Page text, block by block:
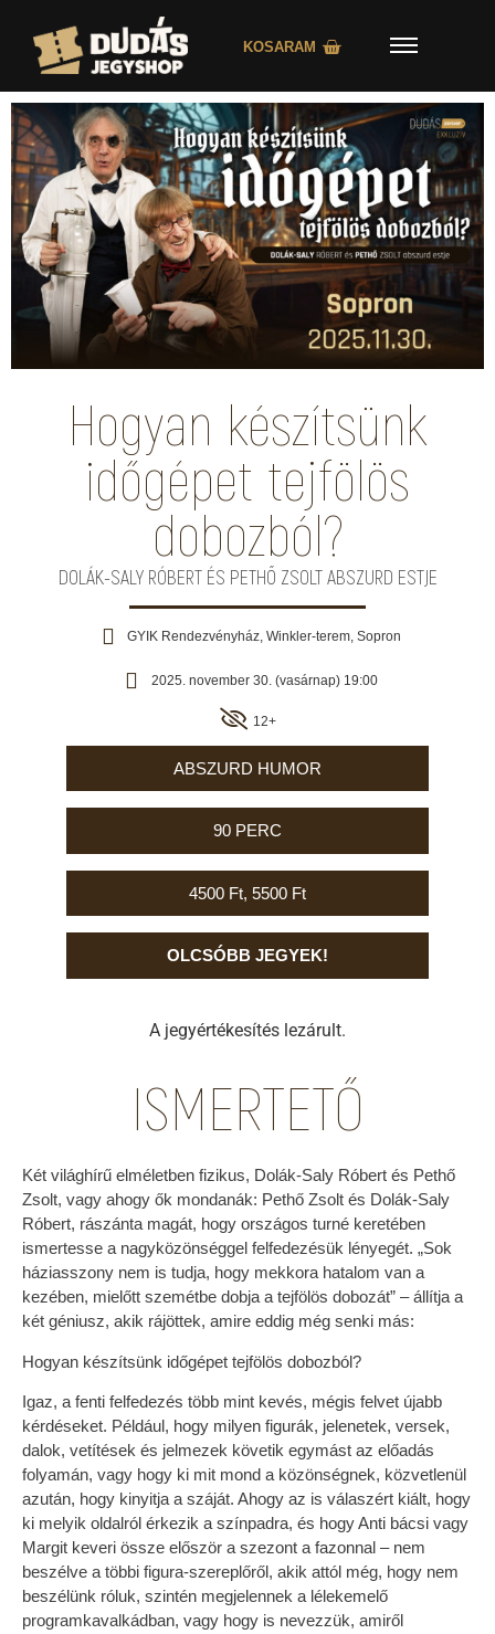
KOSARAM
Hogyan készítsünk
időgépet tejfölös
dobozból?
DOLÁK-SALY RÓBERT ÉS PETHŐ ZSOLT ABSZURD ESTJE
GYIK Rendezvényház, Winkler-terem, Sopron
2025. november 30. (vasárnap) 19:00
12+
ABSZURD HUMOR
90 PERC
4500 Ft, 5500 Ft
OLCSÓBB JEGYEK!
A jegyértékesítés lezárult.
ISMERTETŐ
Két világhírű elméletben fizikus, Dolák-Saly Róbert és Pethő
Zsolt, vagy ahogy ők mondanák: Pethő Zsolt és Dolák-Saly
Róbert, rászánta magát, hogy országos turné keretében
ismertesse a nagyközönséggel felfedezésük lényegét. „Sok
háziasszony nem is tudja, hogy mekkora hatalom van a
kezében, mielőtt szemétbe dobja a tejfölös dobozát” – állítja a
két géniusz, akik rájöttek, amire eddig még senki más:
Hogyan készítsünk időgépet tejfölös dobozból?
Igaz, a fenti felfedezés több mint kevés, mégis felvet újabb
kérdéseket. Például, hogy milyen figurák, jelenetek, versek,
dalok, vetítések és jelmezek követik egymást az előadás
folyamán, vagy hogy ki mit mond a közönségnek, közvetlenül
azután, hogy kinyitja a száját. Ahogy az is válaszért kiált, hogy
ki melyik oldalról érkezik a színpadra, és hogy Anti bácsi vagy
Margit keveri össze először a szezont a fazonnal – nem
beszélve a többi figura-szereplőről, akik attól még, hogy nem
beszélünk róluk, szintén megjelennek a lélekemelő
programkavalkádban, vagy hogy is nevezzük, amiről